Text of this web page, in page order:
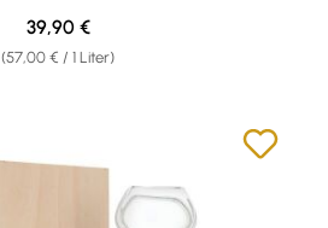
(57,00 € / 1 Liter)
Regulärer Preis:
39,90 €